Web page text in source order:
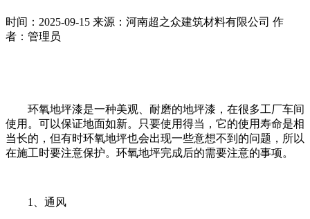
时间：2025-09-15 来源：河南超之众建筑材料有限公司 作
者：管理员
环氧地坪漆是一种美观、耐磨的地坪漆，在很多工厂车间
使用。可以保证地面如新。只要使用得当，它的使用寿命是相
当长的，但有时环氧地坪也会出现一些意想不到的问题，所以
在施工时要注意保护。环氧地坪完成后的需要注意的事项。
1、通风